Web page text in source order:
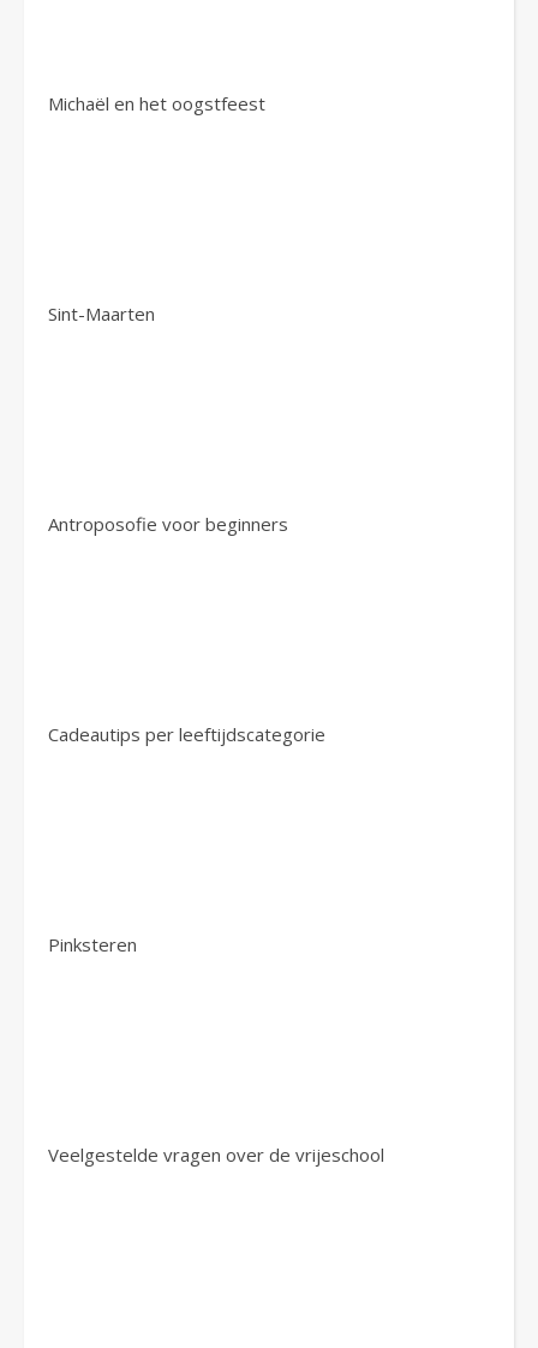
Michaël en het oogstfeest
Sint-Maarten
Antroposofie voor beginners
Cadeautips per leeftijdscategorie
Pinksteren
Veelgestelde vragen over de vrijeschool